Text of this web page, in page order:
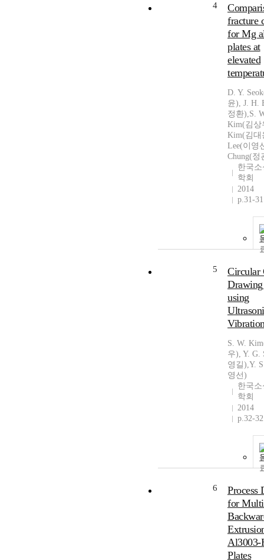
4
fracture
for Mg
plates at
elevated
D. Y.
윤), J. H.
정환),S.
Kim(김상
Kim(김대
Lee(이영
Chung(정
한국
학회
2014
p.31-31
5
Circular
Drawing
using
S. W.
우), Y. G.
영길),Y.
영선)
한국
학회
2014
p.32-32
6
Process
for
Al3003-
Plates